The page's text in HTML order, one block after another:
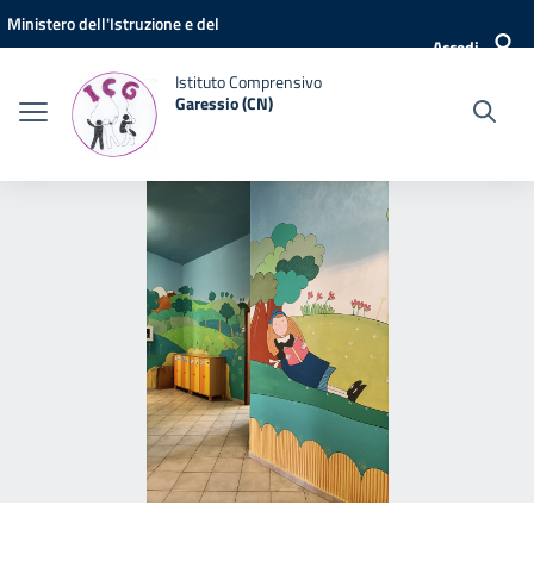
Vai ai contenuti
Vai al menu di navigazione
Vai al footer
Ministero dell'Istruzione e del
Accedi
Istituto Comprensivo
Garessio (CN)